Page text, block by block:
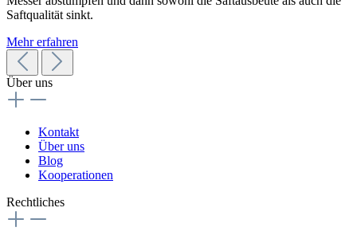
Saftqualität sinkt.
Mehr erfahren
Über uns
Kontakt
Über uns
Blog
Kooperationen
Rechtliches